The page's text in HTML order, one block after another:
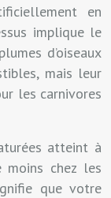
en
implique le
d’oiseaux
mais leur
les carnivores
atteint à
moins chez les
que votre